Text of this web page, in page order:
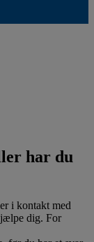
har du
i kontakt med
dig. For